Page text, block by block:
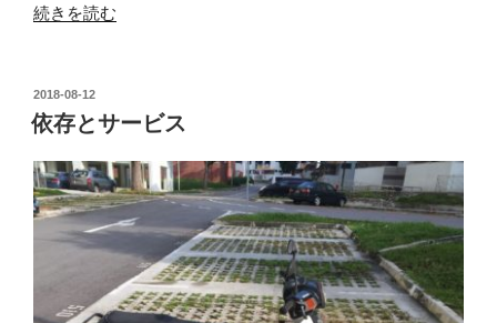
“小
国
の
留
守
番”
続きを読む
投
稿
日:
2018-08-12
依存とサービス